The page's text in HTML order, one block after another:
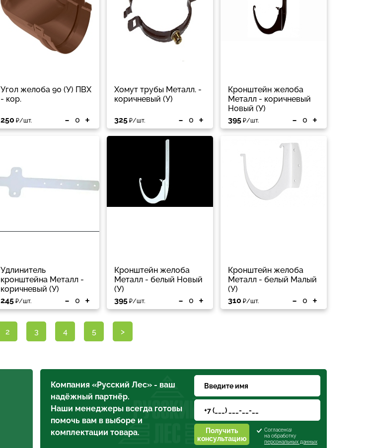
Угол желоба 90 (У) ПВХ
- кор.
250 ₽/шт. - +
Хомут трубы Металл. -
коричневый (У)
325 ₽/шт. - +
Кронштейн желоба
Металл - коричневый
Новый (У)
395 ₽/шт. - +
Удлинитель
кронштейна Металл -
коричневый (У)
245 ₽/шт. - +
Кронштейн желоба
Металл - белый Новый
(У)
395 ₽/шт. - +
Кронштейн желоба
Металл - белый Малый
(У)
310 ₽/шт. - +
2 3 4 5 >
Компания «Русский Лес» - ваш
надёжный партнёр.
Наши менеджеры всегда готовы
помочь вам в выборе и
комплектации товара.
Получить
консультацию
Согласен(а)
на обработку
персональных данных